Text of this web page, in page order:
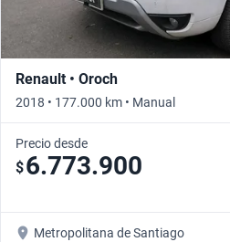
Renault • Oroch
2018 • 177.000 km • Manual
Precio desde
$6.773.900
Metropolitana de Santiago